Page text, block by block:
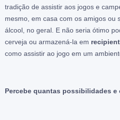
tradição de assistir aos jogos e
mesmo, em casa com os amigos ou
álcool, no geral. E não seria ótimo
cerveja ou armazená-la em
como assistir ao jogo em um
Percebe quantas possibilidades e